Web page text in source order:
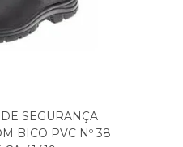
SEGURANÇA
BICO PVC Nº 38